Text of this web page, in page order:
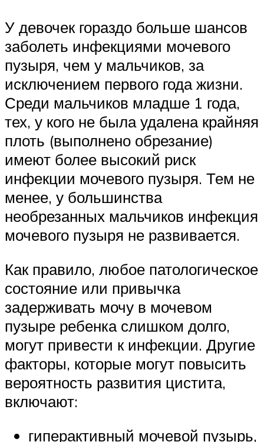
У девочек гораздо больше шансов
заболеть инфекциями мочевого
пузыря, чем у мальчиков, за
исключением первого года жизни.
Среди мальчиков младше 1 года,
тех, у кого не была удалена крайняя
плоть (выполнено обрезание)
имеют более высокий риск
инфекции мочевого пузыря. Тем не
менее, у большинства
необрезанных мальчиков инфекция
мочевого пузыря не развивается.
Как правило, любое патологическое
состояние или привычка
задерживать мочу в мочевом
пузыре ребенка слишком долго,
могут привести к инфекции. Другие
факторы, которые могут повысить
вероятность развития цистита,
включают:
гиперактивный мочевой пузырь,